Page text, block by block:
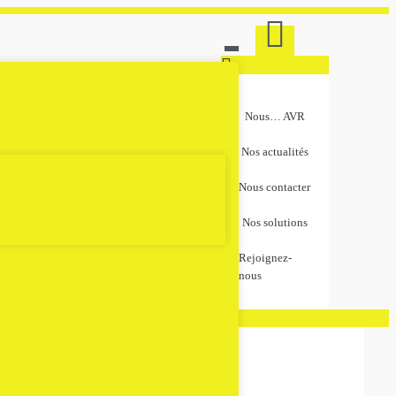
Nous… AVR
Nos actualités
Nous contacter
Nos solutions
Rejoignez-
nous